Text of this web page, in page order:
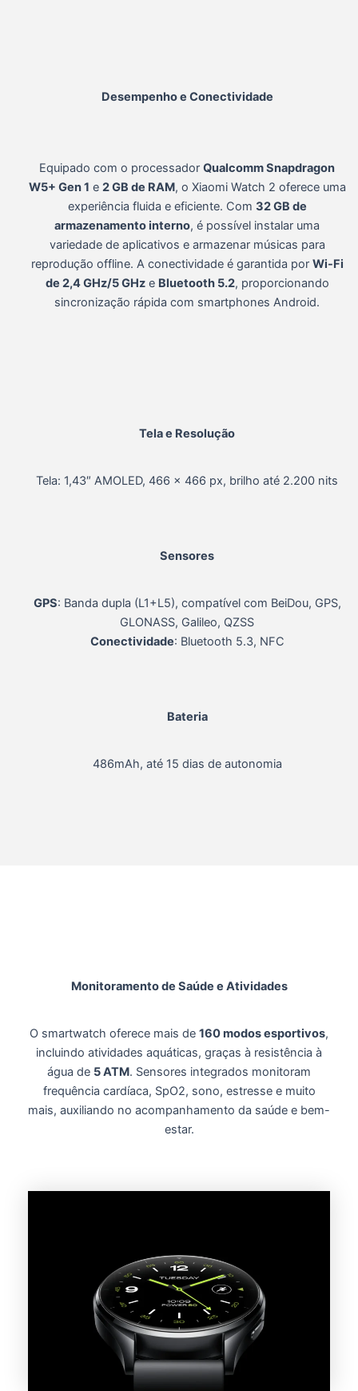
Desempenho e Conectividade
Equipado com o processador Qualcomm Snapdragon
W5+ Gen 1 e 2 GB de RAM, o Xiaomi Watch 2 oferece uma
experiência fluida e eficiente. Com 32 GB de
armazenamento interno, é possível instalar uma
variedade de aplicativos e armazenar músicas para
reprodução offline. A conectividade é garantida por Wi-Fi
de 2,4 GHz/5 GHze Bluetooth 5.2, proporcionando
sincronização rápida com smartphones Android.
Tela e Resolução
Tela: 1,43″ AMOLED, 466 x 466 px, brilho até 2.200 nits
Sensores
GPS: Banda dupla (L1+L5), compatível com BeiDou, GPS,
GLONASS, Galileo, QZSS
Conectividade: Bluetooth 5.3, NFC
Bateria
486mAh, até 15 dias de autonomia
Monitoramento de Saúde e Atividades
O smartwatch oferece mais de 160 modos esportivos,
incluindo atividades aquáticas, graças à resistência à
água de 5 ATM. Sensores integrados monitoram
frequência cardíaca, SpO2, sono, estresse e muito
mais, auxiliando no acompanhamento da saúde e bem-
estar.